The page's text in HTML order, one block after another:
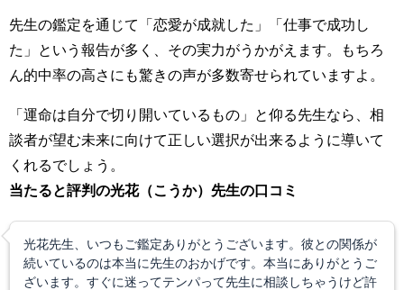
先生の鑑定を通じて「恋愛が成就した」「仕事で成功し
た」という報告が多く、その実力がうかがえます。もちろ
ん的中率の高さにも驚きの声が多数寄せられていますよ。
「運命は自分で切り開いているもの」と仰る先生なら、相
談者が望む未来に向けて正しい選択が出来るように導いて
くれるでしょう。
当たると評判の光花（こうか）先生の口コミ
光花先生、いつもご鑑定ありがとうございます。彼との関係が
続いているのは本当に先生のおかげです。本当にありがとうご
ざいます。すぐに迷ってテンパって先生に相談しちゃうけど許